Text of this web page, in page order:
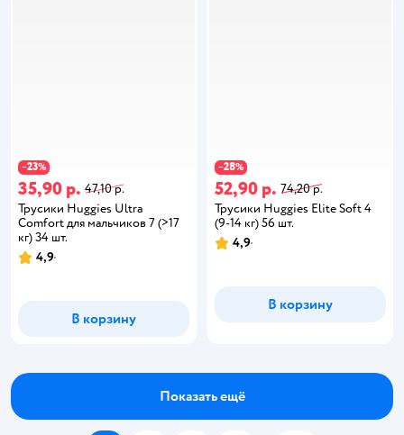
−23%
35,90 р. 47,10 р.
Трусики Huggies Ultra
Comfort для мальчиков 7 (>17
кг) 34 шт.
4,9
В корзину
−28%
52,90 р. 74,20 р.
Трусики Huggies Elite Soft 4
(9-14 кг) 56 шт.
4,9
В корзину
Показать ещё